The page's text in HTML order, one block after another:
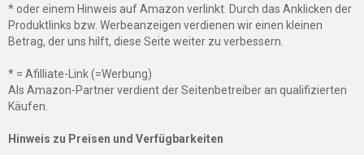
* oder einem Hinweis auf Amazon verlinkt. Durch das Anklicken der
Produktlinks bzw. Werbeanzeigen verdienen wir einen kleinen
Betrag, der uns hilft, diese Seite weiter zu verbessern.
* = Afilliate-Link (=Werbung)
Als Amazon-Partner verdient der Seitenbetreiber an qualifizierten
Käufen.
Hinweis zu Preisen und Verfügbarkeiten